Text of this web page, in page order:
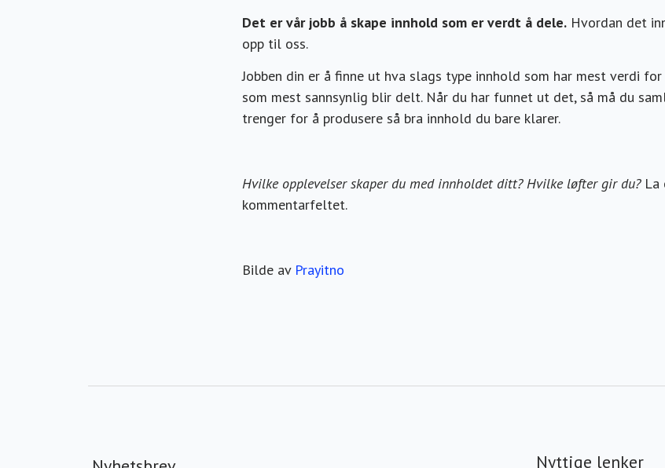
Det er vår jobb å skape innhold som er verdt å dele. Hvordan det
opp til oss.
Jobben din er å finne ut hva slags type innhold som har mest verdi
som mest sannsynlig blir delt. Når du har funnet ut det, så må du
trenger for å produsere så bra innhold du bare klarer.
Hvilke opplevelser skaper du med innholdet ditt? Hvilke løfter gir du? La
kommentarfeltet.
Bilde av Prayitno
Nyttige lenker